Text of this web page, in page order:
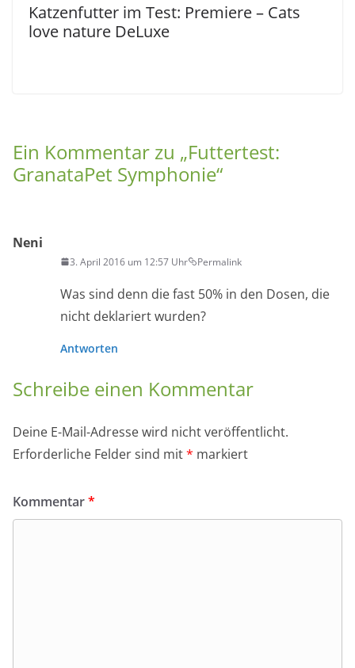
Katzenfutter im Test: Premiere – Cats
love nature DeLuxe
Ein Kommentar zu „Futtertest:
GranataPet Symphonie“
Neni
3. April 2016 um 12:57 Uhr Permalink
Was sind denn die fast 50% in den Dosen, die
nicht deklariert wurden?
Antworten
Schreibe einen Kommentar
Deine E-Mail-Adresse wird nicht veröffentlicht.
Erforderliche Felder sind mit* markiert
Kommentar*